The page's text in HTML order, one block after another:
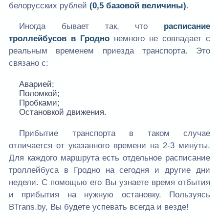
белорусских рублей (0,5 базовой величины).
Иногда бывает так, что расписание
троллейбусов в Гродно немного не совпадает с
реальным временем приезда транспорта. Это
связано с:
Аварией;
Поломкой;
Пробками;
Остановкой движения.
Прибытие транспорта в таком случае
отличается от указанного времени на 2-3 минуты.
Для каждого маршрута есть отдельное расписание
троллейбуса в Гродно на сегодня и другие дни
недели. С помощью его Вы узнаете время отбытия
и прибытия на нужную остановку. Пользуясь
BTrans.by, Вы будете успевать всегда и везде!